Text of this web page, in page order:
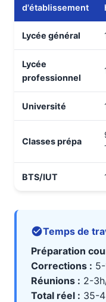
d'établissement
Lycée général
Lycée
professionnel
Université
Classes prépa
BTS/IUT
Temps de
Préparation
Corrections :
Réunions : 2-
Total réel : 35-